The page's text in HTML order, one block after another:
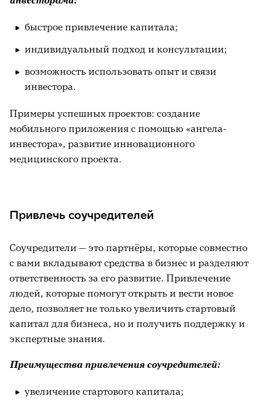
быстрое привлечение капитала;
индивидуальный подход и консультации;
возможность использовать опыт и связи
инвестора.
Примеры успешных проектов: создание
мобильного приложения с помощью «ангела-
инвестора», развитие инновационного
медицинского проекта.
Привлечь соучредителей
Соучредители — это партнёры, которые совместно
с вами вкладывают средства в бизнес и разделяют
ответственность за его развитие. Привлечение
людей, которые помогут открыть и вести новое
дело, позволяет не только увеличить стартовый
капитал для бизнеса, но и получить поддержку и
экспертные знания.
Преимущества привлечения соучредителей:
увеличение стартового капитала;